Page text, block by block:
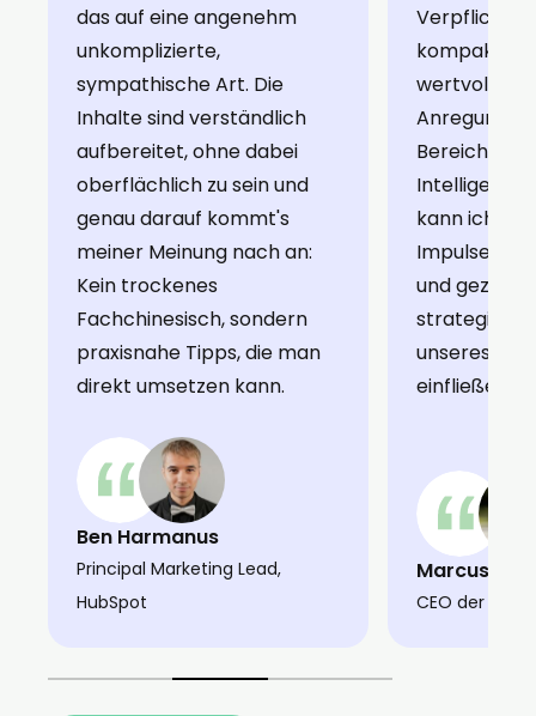
das auf eine angenehm
unkomplizierte,
sympathische Art. Die
Inhalte sind verständlich
aufbereitet, ohne dabei
oberflächlich zu sein und
genau darauf kommt's
meiner Meinung nach an:
Kein trockenes
Fachchinesisch, sondern
praxisnahe Tipps, die man
direkt umsetzen kann.
Ben Harmanus
Principal Marketing Lead,
HubSpot
kompakten
wertvolle
Bereich der
Intelligenz
kann ich
Impulse
und gezielt
unseres
einfließen
Marcus
CEO der